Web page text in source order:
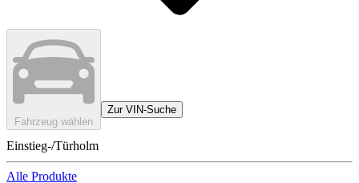
Fahrzeug wählen
Zur VIN-Suche
Einstieg-/Türholm
Alle Produkte